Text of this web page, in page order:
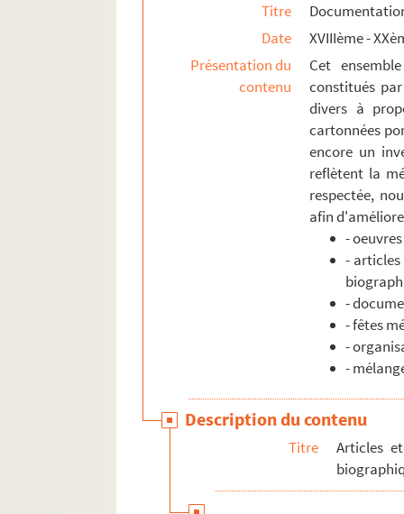
Titre
Date
XVIIIème -
Présentation du
contenu
Cet
constitués
divers à
cartonnées
encore un
reflètent la
respectée,
afin
-
-
-
- fêtes
-
-
Description du contenu
Titre
Articles